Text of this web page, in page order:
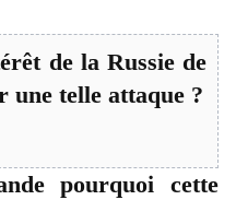
de la Russie de
une telle attaque ?
pourquoi cette